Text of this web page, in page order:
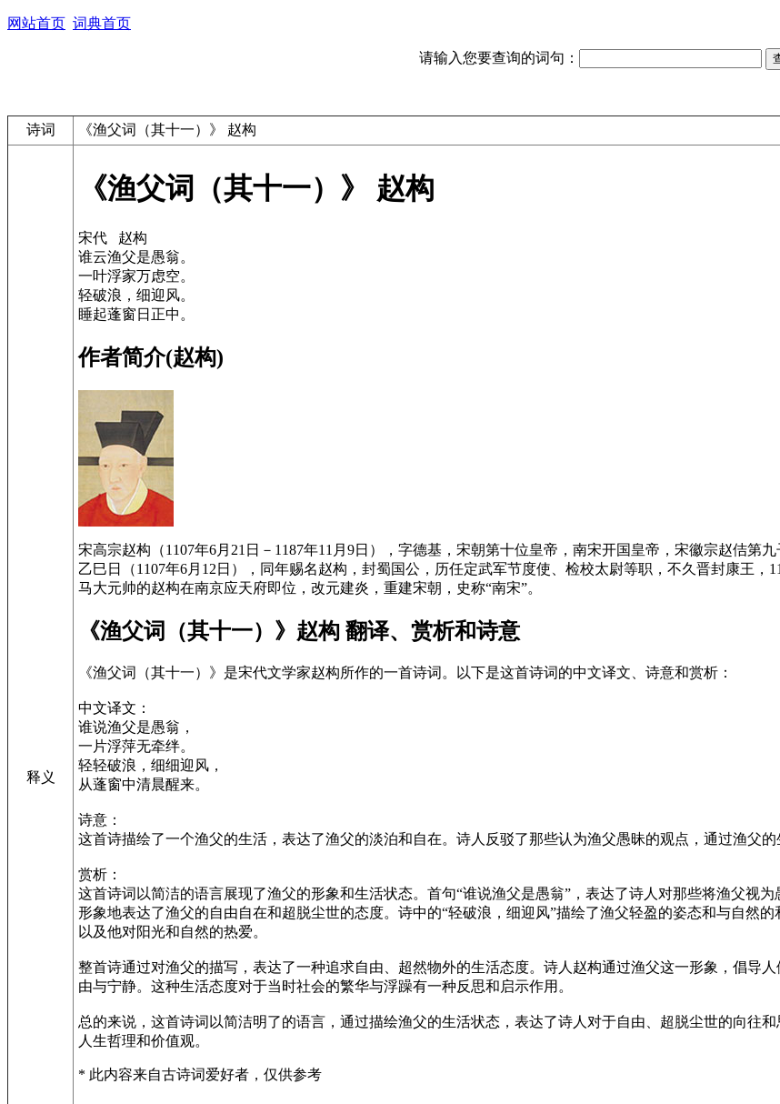
网站首页 词典首页
请输入您要查询的词句：
诗词 《渔父词（其十一）》 赵构
释义
《渔父词（其十一）》 赵构
宋代 赵构
谁云渔父是愚翁。
一叶浮家万虑空。
轻破浪，细迎风。
睡起蓬窗日正中。
作者简介(赵构)
宋高宗赵构（1107年6月21日－1187年11月9日），字德基，宋朝第十位皇帝，南宋开国皇帝，宋徽宗赵佶第
乙巳日（1107年6月12日），同年赐名赵构，封蜀国公，历任定武军节度使、检校太尉等职，不久晋封康王
马大元帅的赵构在南京应天府即位，改元建炎，重建宋朝，史称“南宋”。
《渔父词（其十一）》赵构 翻译、赏析和诗意
《渔父词（其十一）》是宋代文学家赵构所作的一首诗词。以下是这首诗词的中文译文、诗意和赏析：
中文译文：
谁说渔父是愚翁，
一片浮萍无牵绊。
轻轻破浪，细细迎风，
从蓬窗中清晨醒来。
诗意：
这首诗描绘了一个渔父的生活，表达了渔父的淡泊和自在。诗人反驳了那些认为渔父愚昧的观点，通过渔父的
赏析：
这首诗词以简洁的语言展现了渔父的形象和生活状态。首句“谁说渔父是愚翁”，表达了诗人对那些将渔父视
形象地表达了渔父的自由自在和超脱尘世的态度。诗中的“轻破浪，细迎风”描绘了渔父轻盈的姿态和与自然
以及他对阳光和自然的热爱。
整首诗通过对渔父的描写，表达了一种追求自由、超然物外的生活态度。诗人赵构通过渔父这一形象，倡导
由与宁静。这种生活态度对于当时社会的繁华与浮躁有一种反思和启示作用。
总的来说，这首诗词以简洁明了的语言，通过描绘渔父的生活状态，表达了诗人对于自由、超脱尘世的向往
人生哲理和价值观。
* 此内容来自古诗词爱好者，仅供参考